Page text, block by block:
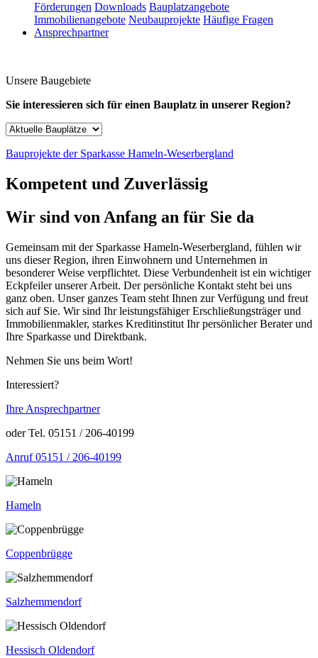
Förderungen Downloads Bauplatzangebote
Immobilienangebote Neubauprojekte Häufige Fragen
Ansprechpartner
Unsere Baugebiete
Sie interessieren sich für einen Bauplatz in unserer Region?
Bauprojekte der Sparkasse Hameln-Weserbergland
Kompetent und Zuverlässig
Wir sind von Anfang an für Sie da
Gemeinsam mit der Sparkasse Hameln-Weserbergland, fühlen wir
uns dieser Region, ihren Einwohnern und Unternehmen in
besonderer Weise verpflichtet. Diese Verbundenheit ist ein wichtiger
Eckpfeiler unserer Arbeit. Der persönliche Kontakt steht bei uns
ganz oben. Unser ganzes Team steht Ihnen zur Verfügung und freut
sich auf Sie. Wir sind Ihr leistungsfähiger Erschließungsträger und
Immobilienmakler, starkes Kreditinstitut Ihr persönlicher Berater und
Ihre Sparkasse und Direktbank.
Nehmen Sie uns beim Wort!
Interessiert?
Ihre Ansprechpartner
oderTel. 05151 / 206-40199
Anruf 05151 / 206-40199
Hameln
Coppenbrügge
Salzhemmendorf
Hessisch Oldendorf